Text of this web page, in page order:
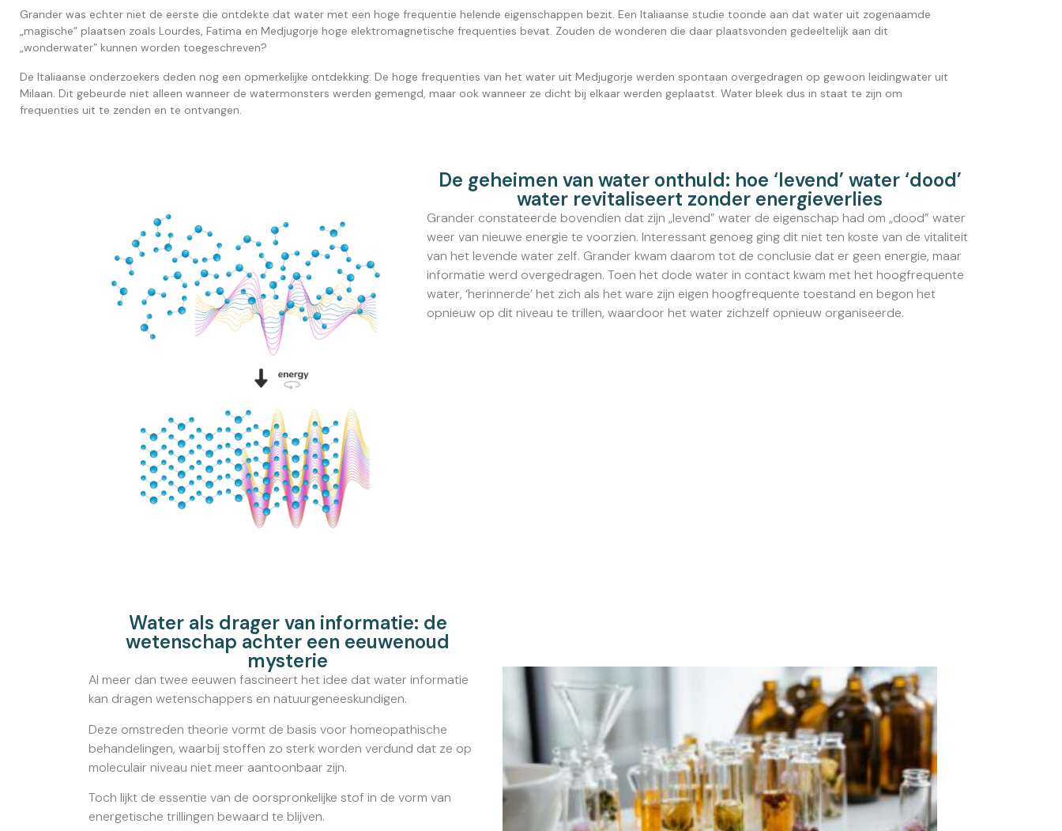
Grander was echter niet de eerste die ontdekte dat water met een hoge frequentie helende eigenschappen bezit. Een Italiaanse studie toonde aan dat water uit zogenaamde
„magische” plaatsen zoals Lourdes, Fatima en Medjugorje hoge elektromagnetische frequenties bevat. Zouden de wonderen die daar plaatsvonden gedeeltelijk aan dit
„wonderwater” kunnen worden toegeschreven?
De Italiaanse onderzoekers deden nog een opmerkelijke ontdekking: De hoge frequenties van het water uit Medjugorje werden spontaan overgedragen op gewoon leidingwater uit
Milaan. Dit gebeurde niet alleen wanneer de watermonsters werden gemengd, maar ook wanneer ze dicht bij elkaar werden geplaatst. Water bleek dus in staat te zijn om
frequenties uit te zenden en te ontvangen.
De geheimen van water onthuld: hoe ‘levend’ water ‘dood’
water revitaliseert zonder energieverlies
Grander constateerde bovendien dat zijn „levend” water de eigenschap had om „dood” water
weer van nieuwe energie te voorzien. Interessant genoeg ging dit niet ten koste van de vitaliteit
van het levende water zelf. Grander kwam daarom tot de conclusie dat er geen energie, maar
informatie werd overgedragen. Toen het dode water in contact kwam met het hoogfrequente
water, ‘herinnerde’ het zich als het ware zijn eigen hoogfrequente toestand en begon het
opnieuw op dit niveau te trillen, waardoor het water zichzelf opnieuw organiseerde.
Water als drager van informatie: de
wetenschap achter een eeuwenoud
mysterie
Al meer dan twee eeuwen fascineert het idee dat water informatie
kan dragen wetenschappers en natuurgeneeskundigen.
Deze omstreden theorie vormt de basis voor homeopathische
behandelingen, waarbij stoffen zo sterk worden verdund dat ze op
moleculair niveau niet meer aantoonbaar zijn.
Toch lijkt de essentie van de oorspronkelijke stof in de vorm van
energetische trillingen bewaard te blijven.